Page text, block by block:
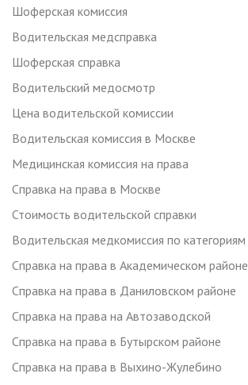
Шоферская комиссия
Водительская медсправка
Шоферская справка
Водительский медосмотр
Цена водительской комиссии
Водительская комиссия в Москве
Медицинская комиссия на права
Справка на права в Москве
Стоимость водительской справки
Водительская медкомиссия по категориям
Справка на права в Академическом районе
Справка на права в Даниловском районе
Справка на права на Автозаводской
Справка на права в Бутырском районе
Справка на права в Выхино-Жулебино